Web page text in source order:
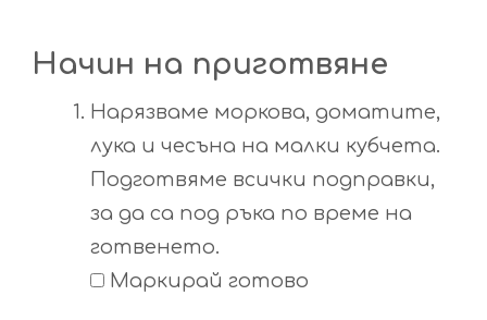
Начин на приготвяне
Нарязваме моркова, доматите,
лука и чесъна на малки кубчета.
Подготвяме всички подправки,
за да са под ръка по време на
готвенето.
Маркирай готово